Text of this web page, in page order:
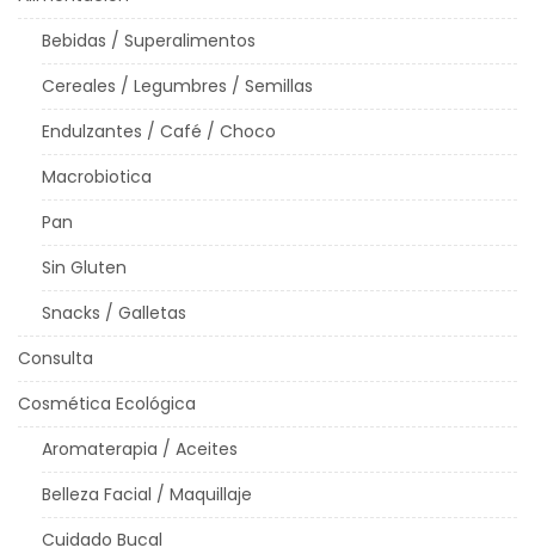
Bebidas / Superalimentos
Cereales / Legumbres / Semillas
Endulzantes / Café / Choco
Macrobiotica
Pan
Sin Gluten
Snacks / Galletas
Consulta
Cosmética Ecológica
Aromaterapia / Aceites
Belleza Facial / Maquillaje
Cuidado Bucal